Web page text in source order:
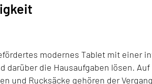
modernes Tablet mit einer
die Hausaufgaben lösen.
und Rucksäcke gehören der